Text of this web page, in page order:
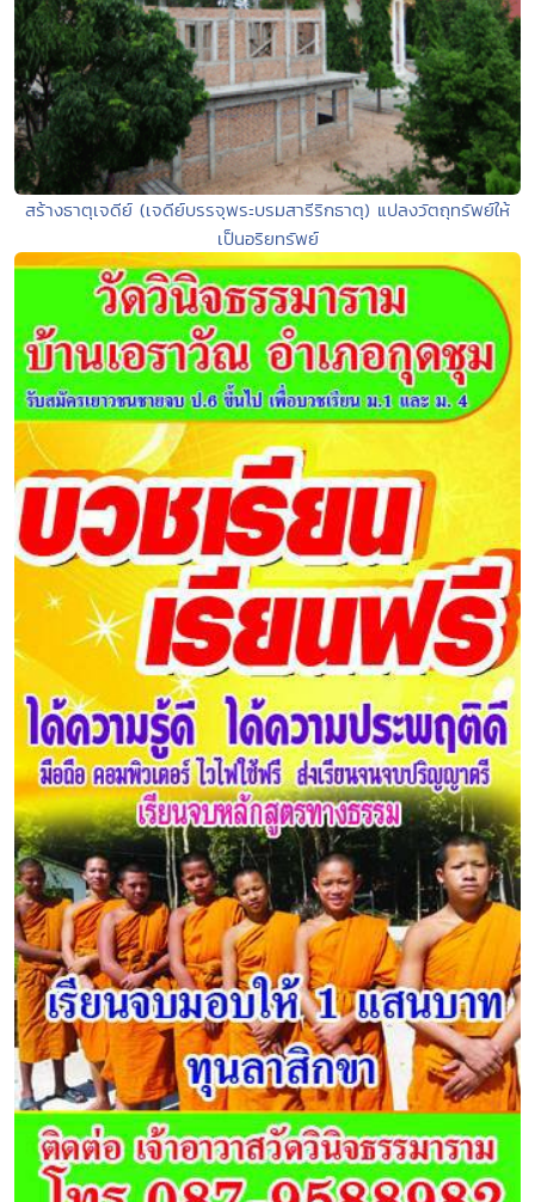
สร้างธาตุเจดีย์ (เจดีย์บรรจุพระบรมสารีริกธาตุ) แปลงวัตถุทรัพย์ให้
เป็นอริยทรัพย์